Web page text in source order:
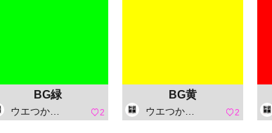
BG緑
ウエつかさ(鋭画計画) 2
BG黄
ウエつかさ(鋭画計画) 2